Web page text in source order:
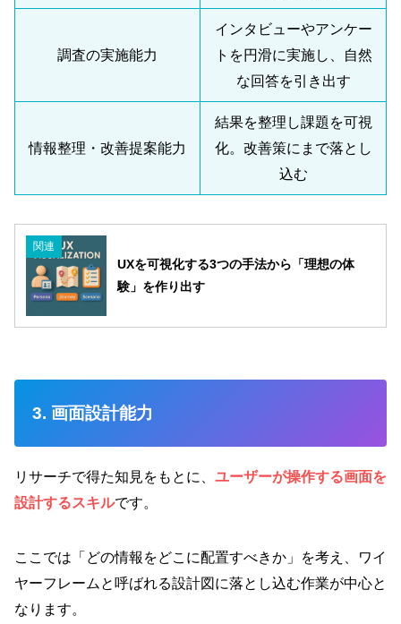
調査の実施能力
インタビューやアンケー
トを円滑に実施し、自然
な回答を引き出す
情報整理・改善提案能力
結果を整理し課題を可視
化。改善策にまで落とし
込む
関連
UXを可視化する3つの手法から「理想の体
験」を作り出す
3. 画面設計能力
リサーチで得た知見をもとに、 ユーザーが操作する画面を
設計するスキルです。
ここでは「どの情報をどこに配置すべきか」を考え、ワイ
ヤーフレームと呼ばれる設計図に落とし込む作業が中心と
なります。